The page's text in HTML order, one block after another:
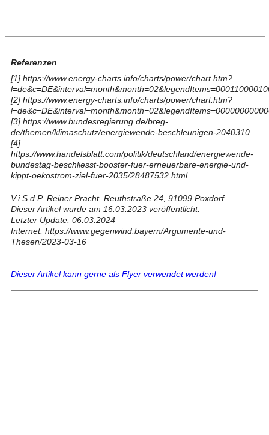
Referenzen
[1] https://www.energy-charts.info/charts/power/chart.htm?
[2] https://www.energy-charts.info/charts/power/chart.htm?
[3] https://www.bundesregierung.de/breg-
de/themen/klimaschutz/energiewende-beschleunigen-2040310
[4]
https://www.handelsblatt.com/politik/deutschland/energiewende-
bundestag-beschliesst-booster-fuer-erneuerbare-energie-und-
kippt-oekostrom-ziel-fuer-2035/28487532.html
V.i.S.d.P Reiner Pracht, Reuthstraße 24, 91099 Poxdorf
Dieser Artikel wurde am 16.03.2023 veröffentlicht.
Letzter Update: 06.03.2024
Internet: https://www.gegenwind.bayern/Argumente-und-
Thesen/2023-03-16
Dieser Artikel kann gerne als Flyer verwendet werden!